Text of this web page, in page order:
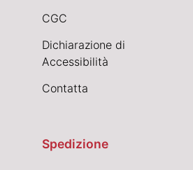
CGC
Dichiarazione di
Accessibilità
Contatta
Spedizione